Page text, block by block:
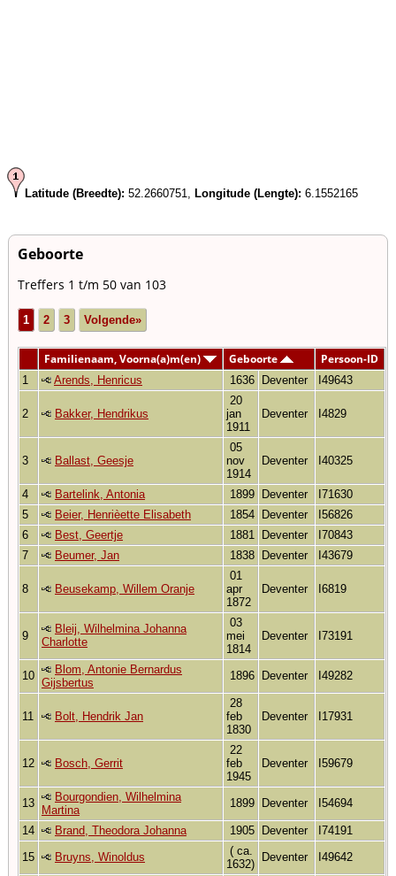
Latitude (Breedte): 52.2660751, Longitude (Lengte): 6.1552165
Geboorte
Treffers 1 t/m 50 van 103
1 2 3 Volgende»
Familienaam, Voorna(a)m(en) Geboorte Persoon-ID
1 Arends, Henricus 1636 Deventer I49643
2 Bakker, Hendrikus
20
jan
1911
Deventer I4829
3 Ballast, Geesje
05
nov
1914
Deventer I40325
4 Bartelink, Antonia 1899 Deventer
I71630
5
Beier, Henrièette Elisabeth 1854 Deventer
I56826
6
Best, Geertje 1881 Deventer
I70843
7
Beumer, Jan 1838 Deventer I43679
8 Beusekamp, Willem Oranje
01
apr
1872
Deventer I6819
9
Bleij, Wilhelmina Johanna
Charlotte
03
mei
1814
Deventer I73191
10
Blom, Antonie Bernardus
Gijsbertus
1896 Deventer I49282
11 Bolt, Hendrik Jan
28
feb
1830
Deventer I17931
12 Bosch, Gerrit
22
feb
1945
Deventer I59679
13
Bourgondien, Wilhelmina
Martina
1899 Deventer I54694
14 Brand, Theodora Johanna 1905 Deventer
I74191
15
Bruyns, Winoldus
( ca.
1632)
Deventer I49642